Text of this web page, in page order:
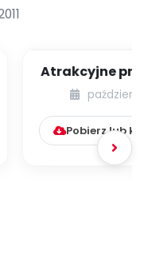
Atrakcyjne
– część
(budowanie
Pobierz lub